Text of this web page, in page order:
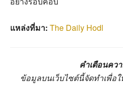
แหล่งที่มา: The Daily Hodl
คำเตือนคว
ข้อมูลบนเว็บไซต์นี้จัดทำเพื่อ